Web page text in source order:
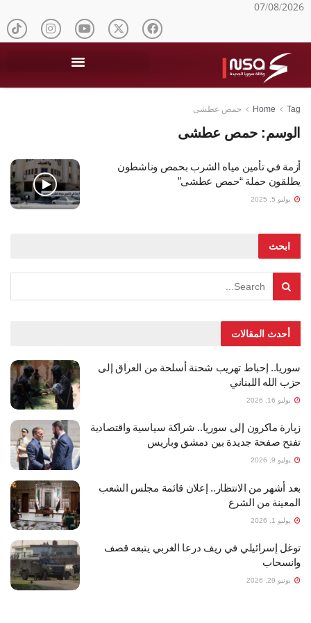
07/08/2026
Home Tag حمص عطشى
الوسم:حمص عطشى
أزمة في تأمين مياه الشرب بحمص وناشطون
يطلقون حملة “حمص عطشى”
يوليو 5, 2025
ابحث
أحدث المقالات
سوريا.. إحباط تهريب شحنة أسلحة من العراق إلى
حزب الله اللبناني
يوليو 16, 2026
زيارة ماكرون إلى سوريا.. شراكة سياسية واقتصادية
تفتح صفحة جديدة بين دمشق وباريس
يوليو 9, 2026
بعد أشهر من الانتظار.. إعلان قائمة مجلس الشعب
المعينة من الشرع
يوليو 1, 2026
توغل إسرائيلي في ريف درعا الغربي يتبعه قصف
وانسحاب
يونيو 29, 2026